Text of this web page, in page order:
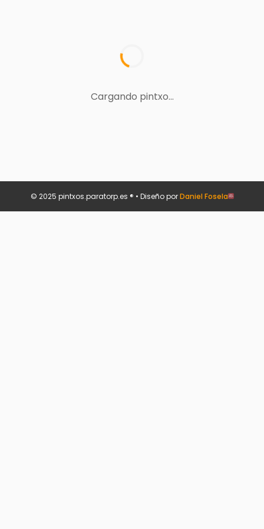
Cargando pintxo...
© 2025 pintxos.paratorp.es ® • Diseño porDaniel Fosela